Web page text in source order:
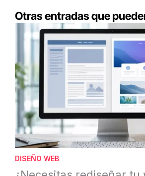
Otras entradas que
DISEÑO WEB